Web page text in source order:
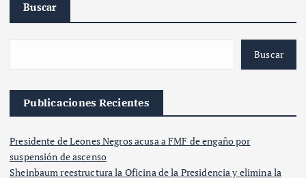
Buscar
Buscar
Publicaciones Recientes
Presidente de Leones Negros acusa a FMF de engaño por
suspensión de ascenso
Sheinbaum reestructura la Oficina de la Presidencia y elimina la